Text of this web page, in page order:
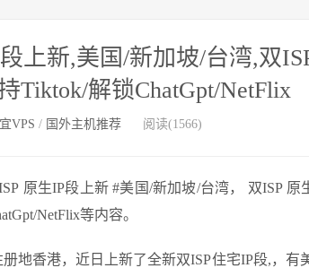
上新,美国/新加坡/台湾,双
Tiktok/解锁ChatGpt/NetFlix
VPS / 国外主机推荐 阅读(1566)
原生IP段上新 #美国/新加坡/台湾， 双ISP 原
NetFlix等内容。
地香港，近日上新了全新双ISP住宅IP段,，有